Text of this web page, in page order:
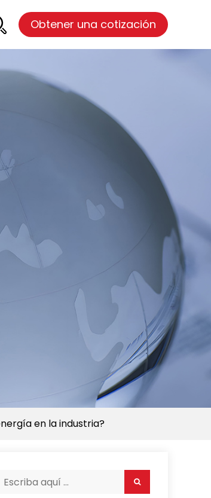
Obtener una cotización
en la industria?